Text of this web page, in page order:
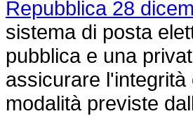
Repubblica 28
sistema di posta
pubblica e una
assicurare
modalità previste